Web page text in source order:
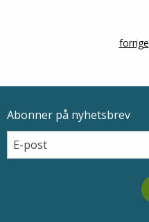
forrige
Epostadresse
Abonner på nyhetsbrev
Email